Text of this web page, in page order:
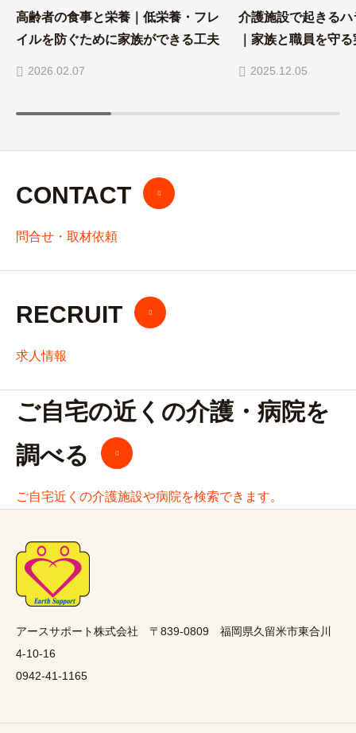
高齢者の食事と栄養｜低栄養・フレ
イルを防ぐために家族ができる工夫
2026.02.07
介護施設で起きる
｜家族と職員を守
2025.12.05
CONTACT
問合せ・取材依頼
RECRUIT
求人情報
ご自宅の近くの介護・病院を
調べる
ご自宅近くの介護施設や病院を検索できます。
アースサポート株式会社 〒839-0809 福岡県久留米市東合川
4-10-16
0942-41-1165